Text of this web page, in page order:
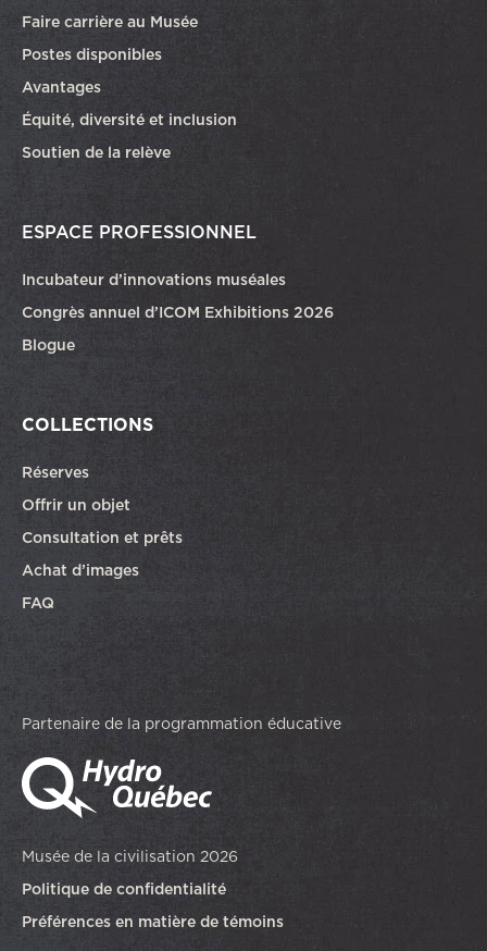
Faire carrière au Musée
Postes disponiblesCe lien ouvrira dans une autre fenêtre
Avantages
Équité, diversité et inclusion
Soutien de la relève
ESPACE PROFESSIONNEL
Incubateur d’innovations muséales
Congrès annuel d’ICOM Exhibitions 2026
Blogue
COLLECTIONS
Réserves
Offrir un objet
Consultation et prêts
Achat d’images
FAQ
Partenaire de la programmation éducative
Musée de la civilisation 2026
Politique de confidentialité
Préférences en matière de témoins